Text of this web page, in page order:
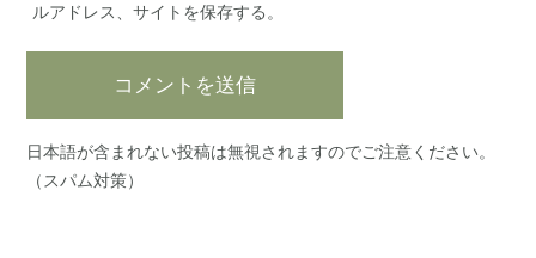
ルアドレス、サイトを保存する。
日本語が含まれない投稿は無視されますのでご注意ください。
（スパム対策）